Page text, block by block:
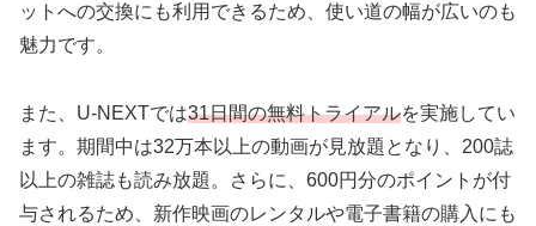
ットへの交換にも利用できるため、使い道の幅が広いのも
魅力です。
また、U-NEXTでは31日間の無料トライアルを実施してい
ます。期間中は32万本以上の動画が見放題となり、200誌
以上の雑誌も読み放題。さらに、600円分のポイントが付
与されるため、新作映画のレンタルや電子書籍の購入にも